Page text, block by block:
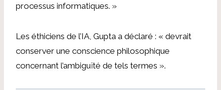
processus informatiques. »
Les éthiciens de l’IA, Gupta a déclaré : « devrait
conserver une conscience philosophique
concernant l’ambiguïté de tels termes ».